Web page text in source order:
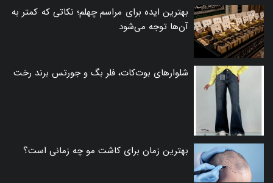
بهترین ایده برای مراسم چهلم؛ نکاتی که کمتر به
آن‌ها توجه می‌شود
شلوارهای بوت‌کات، فلر بگ و جورتس برند رخت
بهترین زمان برای کاشت مو چه زمانی است؟